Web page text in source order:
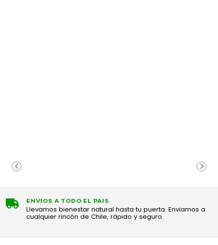
ENVIOS A TODO EL PAIS
Llevamos bienestar natural hasta tu puerta. Enviamos a
cualquier rincón de Chile, rápido y seguro.